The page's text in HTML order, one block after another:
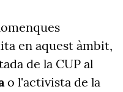
en aquest àmbit,
de la CUP al
o l'activista de la